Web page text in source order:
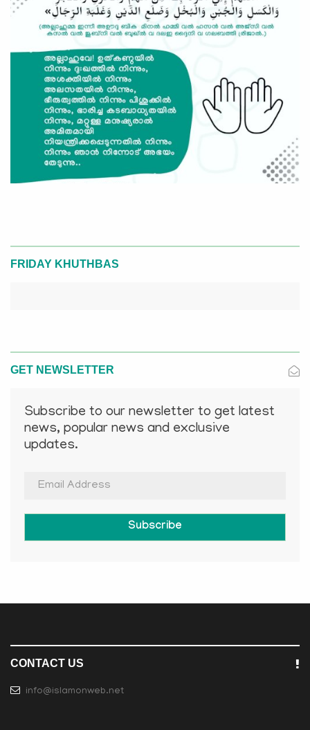
FRIDAY KHUTHBAS
GET NEWSLETTER
Subscribe to our newsletter to get latest
news, popular news and exclusive
updates.
Subscribe
CONTACT US
info@islamonweb.net